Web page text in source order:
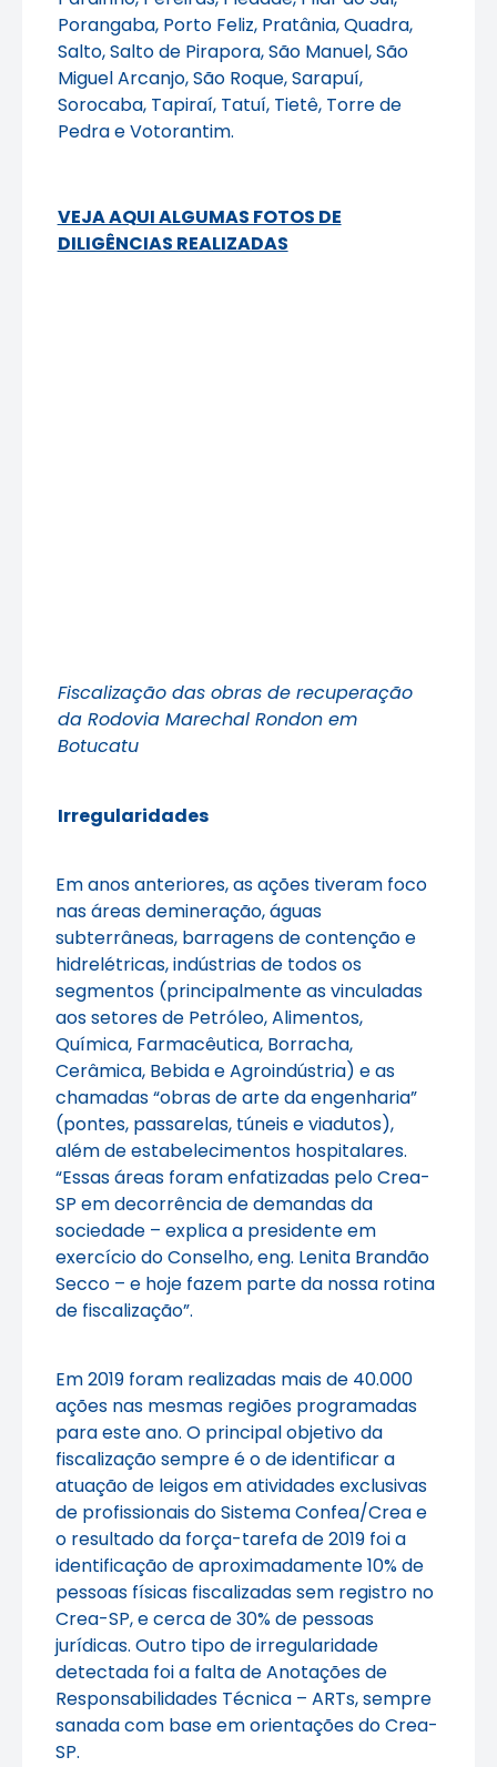
Porangaba, Porto Feliz, Pratânia, Quadra,
Salto, Salto de Pirapora, São Manuel, São
Miguel Arcanjo, São Roque, Sarapuí,
Sorocaba, Tapiraí, Tatuí, Tietê, Torre de
Pedra e Votorantim.
VEJA AQUI ALGUMAS FOTOS DE
DILIGÊNCIAS REALIZADAS
Fiscalização das obras de recuperação
da Rodovia Marechal Rondon em
Botucatu
Irregularidades
Em anos anteriores, as ações tiveram foco
nas áreas demineração, águas
subterrâneas, barragens de contenção e
hidrelétricas, indústrias de todos os
segmentos (principalmente as vinculadas
aos setores de Petróleo, Alimentos,
Química, Farmacêutica, Borracha,
Cerâmica, Bebida e Agroindústria) e as
chamadas “obras de arte da engenharia”
(pontes, passarelas, túneis e viadutos),
além de estabelecimentos hospitalares.
“Essas áreas foram enfatizadas pelo Crea-
SP em decorrência de demandas da
sociedade – explica a presidente em
exercício do Conselho, eng. Lenita Brandão
Secco – e hoje fazem parte da nossa rotina
de fiscalização”.
Em 2019 foram realizadas mais de 40.000
ações nas mesmas regiões programadas
para este ano. O principal objetivo da
fiscalização sempre é o de identificar a
atuação de leigos em atividades exclusivas
de profissionais do Sistema Confea/Crea e
o resultado da força-tarefa de 2019 foi a
identificação de aproximadamente 10% de
pessoas físicas fiscalizadas sem registro no
Crea-SP, e cerca de 30% de pessoas
jurídicas. Outro tipo de irregularidade
detectada foi a falta de Anotações de
Responsabilidades Técnica – ARTs, sempre
sanada com base em orientações do Crea-
SP.